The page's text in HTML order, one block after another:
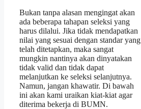
Bukan tanpa alasan mengingat akan
ada beberapa tahapan seleksi yang
harus dilalui. Jika tidak mendapatkan
nilai yang sesuai dengan standar yang
telah ditetapkan, maka sangat
mungkin nantinya akan dinyatakan
tidak valid dan tidak dapat
melanjutkan ke seleksi selanjutnya.
Namun, jangan khawatir. Di bawah
ini akan kami uraikan kiat-kiat agar
diterima bekerja di BUMN.